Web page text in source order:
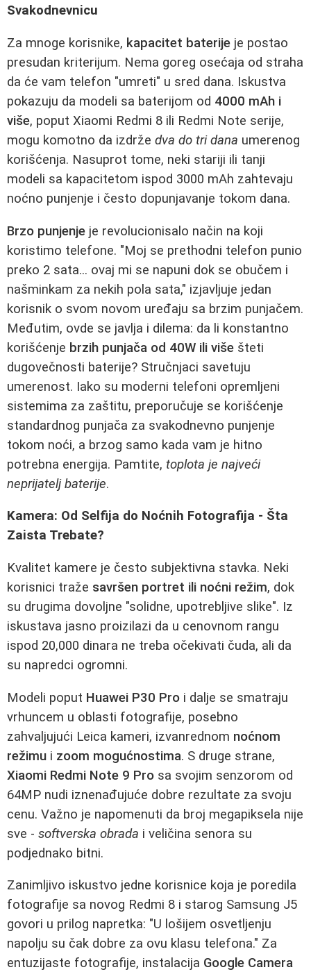
Svakodnevnicu
Za mnoge korisnike, kapacitet baterije je postao
presudan kriterijum. Nema goreg osećaja od straha
da će vam telefon "umreti" u sred dana. Iskustva
pokazuju da modeli sa baterijom od 4000 mAh i
više, poput Xiaomi Redmi 8 ili Redmi Note serije,
mogu komotno da izdrže dva do tri dana umerenog
korišćenja. Nasuprot tome, neki stariji ili tanji
modeli sa kapacitetom ispod 3000 mAh zahtevaju
noćno punjenje i često dopunjavanje tokom dana.
Brzo punjenje je revolucionisalo način na koji
koristimo telefone. "Moj se prethodni telefon punio
preko 2 sata... ovaj mi se napuni dok se obučem i
našminkam za nekih pola sata," izjavljuje jedan
korisnik o svom novom uređaju sa brzim punjačem.
Međutim, ovde se javlja i dilema: da li konstantno
korišćenje brzih punjača od 40W ili više šteti
dugovečnosti baterije? Stručnjaci savetuju
umerenost. Iako su moderni telefoni opremljeni
sistemima za zaštitu, preporučuje se korišćenje
standardnog punjača za svakodnevno punjenje
tokom noći, a brzog samo kada vam je hitno
potrebna energija. Pamtite, toplota je najveći
neprijatelj baterije.
Kamera: Od Selfija do Noćnih Fotografija - Šta
Zaista Trebate?
Kvalitet kamere je često subjektivna stavka. Neki
korisnici traže savršen portret ili noćni režim, dok
su drugima dovoljne "solidne, upotrebljive slike". Iz
iskustava jasno proizilazi da u cenovnom rangu
ispod 20,000 dinara ne treba očekivati čuda, ali da
su napredci ogromni.
Modeli poput Huawei P30 Pro i dalje se smatraju
vrhuncem u oblasti fotografije, posebno
zahvaljujući Leica kameri, izvanrednom noćnom
režimu i zoom mogućnostima. S druge strane,
Xiaomi Redmi Note 9 Pro sa svojim senzorom od
64MP nudi iznenađujuće dobre rezultate za svoju
cenu. Važno je napomenuti da broj megapiksela nije
sve - softverska obrada i veličina senora su
podjednako bitni.
Zanimljivo iskustvo jedne korisnice koja je poredila
fotografije sa novog Redmi 8 i starog Samsung J5
govori u prilog napretka: "U lošijem osvetljenju
napolju su čak dobre za ovu klasu telefona." Za
entuzijaste fotografije, instalacija Google Camera